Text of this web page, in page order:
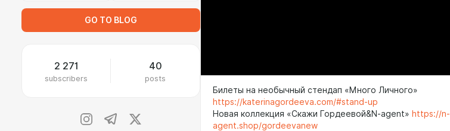
GO TO BLOG
2 271
subscribers
40
posts
Билеты на необычный стендап «Много Личного»
https://katerinagordeeva.com/#stand-up
Новая коллекция «Скажи Гордеевой&N-agent» https://n-
agent.shop/gordeevanew